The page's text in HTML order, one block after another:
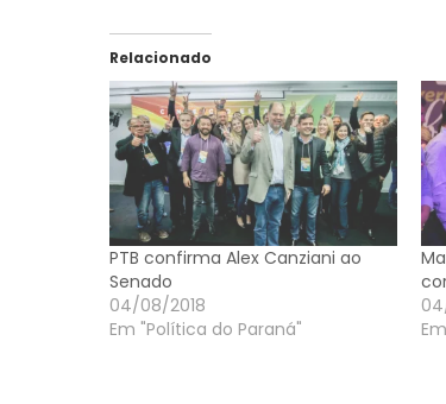
Relacionado
PTB confirma Alex Canziani ao
Senado
04/08/2018
Em "Política do Paraná"